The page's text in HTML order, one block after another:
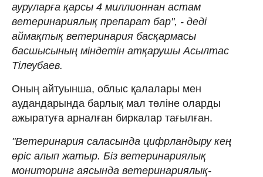
ауруларға қарсы 4 миллионнан астам
ветеринариялық препарат бар", - деді
аймақтық ветеринария басқармасы
басшысының міндетін атқарушы Асылтас
Тілеубаев.
Оның айтуынша, облыс қалалары мен
аудандарында барлық мал төліне оларды
ажыратуға арналған биркалар тағылған.
"Ветеринария саласында цифрландыру кең
өріс алып жатыр. Біз ветеринариялық
мониторинг аясында ветеринариялық-